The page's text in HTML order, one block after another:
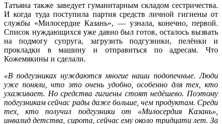
Татьяна также заведует гуманитарным складом сестричества.
И когда туда поступила партия средств личной гигиены от
службы «Милосердие Казань», — узнала, конечно, первой.
Список нуждающихся уже давно был готов, осталось вызвать
на подмогу супруга, загрузить подгузники, пелёнки и
прокладки в машину и отправиться по адресам. Что
Кожемякины и сделали.
«В подгузниках нуждаются многие наши подопечные. Люди
уже поняли, что это очень удобно, особенно для тех, кто
ухаживает. Но средства гигиены стоят недёшево. Поэтому
подгузникам сейчас рады даже больше, чем продуктам. Среди
тех, кто получил подгузники от «Милосердия Казань»,
инвалид детства, сирота, сейчас ему около тридцати лет. За